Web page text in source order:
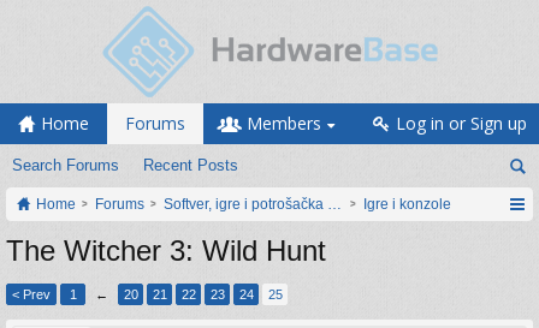
Home Forums
Search Forums Recent Posts
Members Log in or Sign up
Home Forums Softver, igre i potrošačka elektronikaIgre i konzole
The Witcher 3: Wild Hunt
< Prev 1 ← 20 21 22 23 24 25